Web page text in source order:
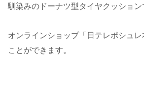
馴染みのドーナツ型タイヤクッション
オンラインショップ「日テレポシュ
ことができます。